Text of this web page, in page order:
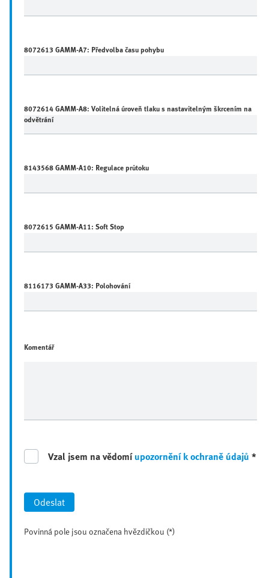
8072613 GAMM-A7: Předvolba času pohybu
8072614 GAMM-A8: Volitelná úroveň tlaku s nastavitelným škrcením na
odvětrání
8143568 GAMM-A10: Regulace průtoku
8072615 GAMM-A11: Soft Stop
8116173 GAMM-A33: Polohování
Komentář
Vzal jsem na vědomíupozornění k ochraně údajů *
Odeslat
Povinná pole jsou označena hvězdičkou (*)